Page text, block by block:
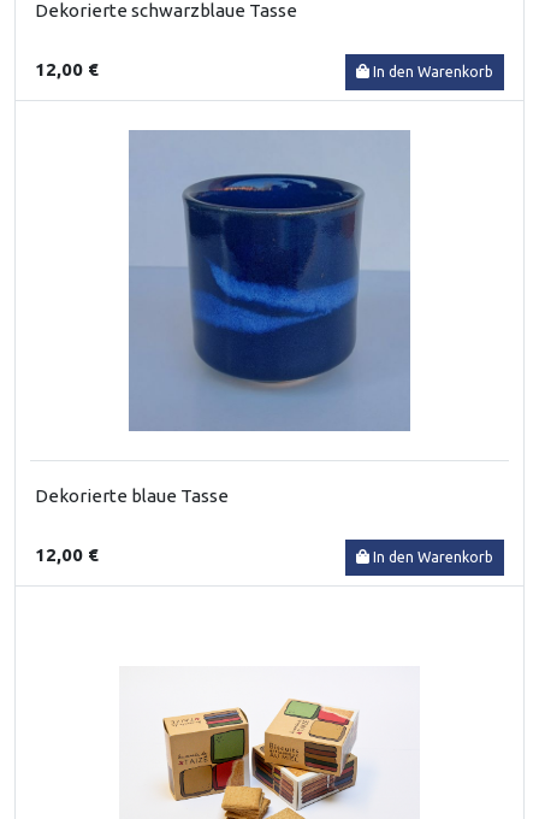
Dekorierte schwarzblaue Tasse
12,00 € In den Warenkorb
Dekorierte blaue Tasse
12,00 € In den Warenkorb